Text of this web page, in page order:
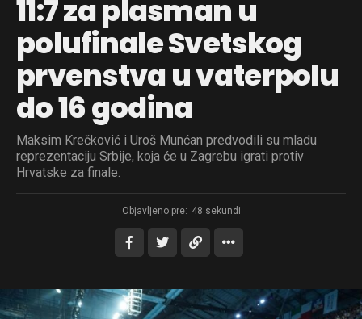
11:7 za plasman u
polufinale Svetskog
prvenstva u vaterpolu
do 16 godina
Maksim Krečković i Uroš Munćan predvodili su mladu
reprezentaciju Srbije, koja će u Zagrebu igrati protiv
Hrvatske za finale.
Objavljeno pre: 48 sekundi